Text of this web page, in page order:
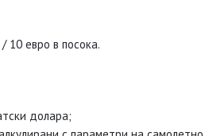
10 евро в посока.
долара;